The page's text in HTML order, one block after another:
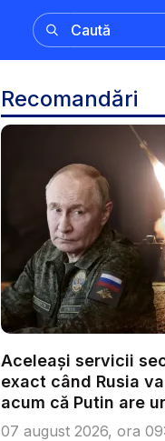
Recomandări
Aceleași servicii
exact când Rusia
acum că Putin are
07 august 2026, ora